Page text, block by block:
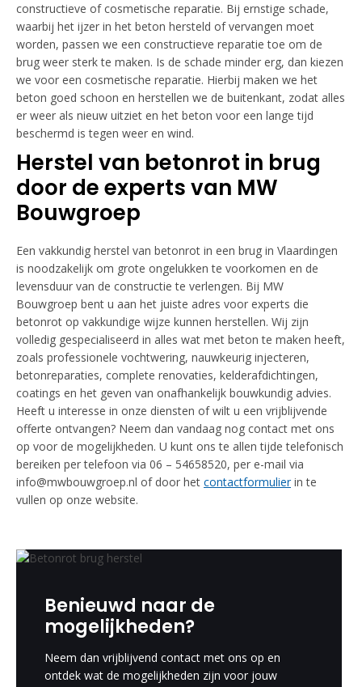
constructieve of cosmetische reparatie. Bij ernstige schade,
waarbij het ijzer in het beton hersteld of vervangen moet
worden, passen we een constructieve reparatie toe om de
brug weer sterk te maken. Is de schade minder erg, dan kiezen
we voor een cosmetische reparatie. Hierbij maken we het
beton goed schoon en herstellen we de buitenkant, zodat alles
er weer als nieuw uitziet en het beton voor een lange tijd
beschermd is tegen weer en wind.
Herstel van betonrot in brug
door de experts van MW
Bouwgroep
Een vakkundig herstel van betonrot in een brug in Vlaardingen
is noodzakelijk om grote ongelukken te voorkomen en de
levensduur van de constructie te verlengen. Bij MW
Bouwgroep bent u aan het juiste adres voor experts die
betonrot op vakkundige wijze kunnen herstellen. Wij zijn
volledig gespecialiseerd in alles wat met beton te maken heeft,
zoals professionele vochtwering, nauwkeurig injecteren,
betonreparaties, complete renovaties, kelderafdichtingen,
coatings en het geven van onafhankelijk bouwkundig advies.
Heeft u interesse in onze diensten of wilt u een vrijblijvende
offerte ontvangen? Neem dan vandaag nog contact met ons
op voor de mogelijkheden. U kunt ons te allen tijde telefonisch
bereiken per telefoon via 06 – 54658520, per e-mail via
info@mwbouwgroep.nl of door het contactformulierin te
vullen op onze website.
Benieuwd naar de
mogelijkheden?
Neem dan vrijblijvend contact met ons op en
ontdek wat de mogelijkheden zijn voor jouw